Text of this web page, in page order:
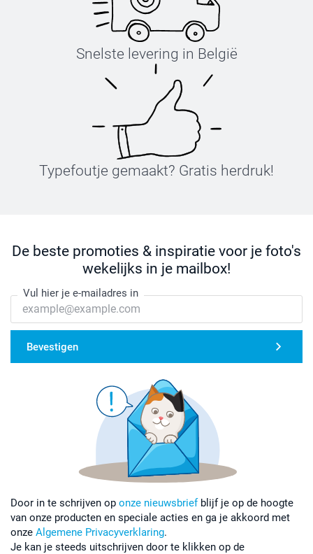
Snelste levering in België
Typefoutje gemaakt? Gratis herdruk!
De beste promoties & inspiratie voor je foto's
wekelijks in je mailbox!
Vul hier je e-mailadres in
Bevestigen
Door in te schrijven op onze nieuwsbriefblijf je op de hoogte
van onze producten en speciale acties en ga je akkoord met
onze Algemene Privacyverklaring.
Je kan je steeds uitschrijven door te klikken op de